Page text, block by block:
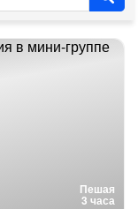
Пешая
3 часа